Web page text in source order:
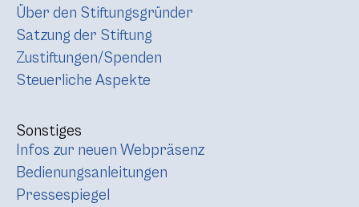
Über den Stiftungsgründer
Satzung der Stiftung
Zustiftungen/Spenden
Steuerliche Aspekte
Sonstiges
Infos zur neuen Webpräsenz
Bedienungsanleitungen
Pressespiegel